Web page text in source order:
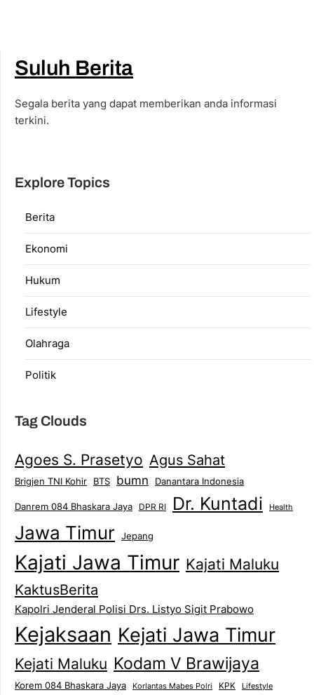
Suluh Berita
Segala berita yang dapat memberikan anda informasi
terkini.
Explore Topics
Berita
Ekonomi
Hukum
Lifestyle
Olahraga
Politik
Tag Clouds
Agoes S. Prasetyo Agus Sahat
Brigjen TNI Kohir BTS bumn Danantara Indonesia
Danrem 084 Bhaskara Jaya DPR RI Dr. Kuntadi Health
Jawa Timur Jepang
Kajati Jawa Timur Kajati Maluku
KaktusBerita
Kapolri Jenderal Polisi Drs. Listyo Sigit Prabowo
Kejaksaan Kejati Jawa Timur
Kejati Maluku Kodam V Brawijaya
Korem 084 Bhaskara Jaya Korlantas Mabes Polri KPK Lifestyle